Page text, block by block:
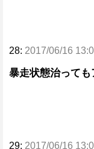
28: 2017/06/16
暴走状態治って
29: 2017/06/16